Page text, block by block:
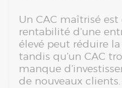
Un CAC maîtrisé
rentabilité d’une
élevé peut réduire
tandis qu’un CAC
manque
de nouveaux clients.